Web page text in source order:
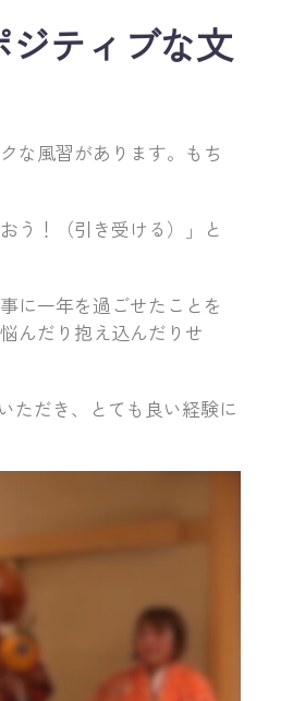
ジティブな文
な風習があります。もち
う！（引き受ける）」と
に一年を過ごせたことを
んだり抱え込んだりせ
ただき、とても良い経験に